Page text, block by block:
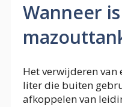
Wanneer
Het verwijderen
liter die buiten
afkoppelen van